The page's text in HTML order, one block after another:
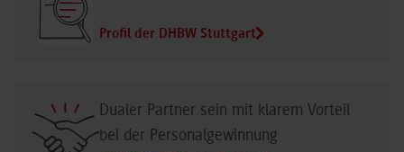
Profil der DHBW Stuttgart
Dualer Partner sein mit klarem Vorteil
bei der Personalgewinnung